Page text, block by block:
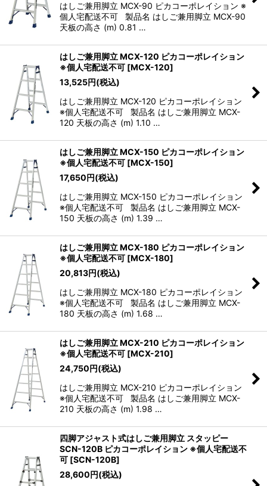
はしご兼用脚立 MCX-90 ピカコーポレイション ※
個人宅配送不可 製品名 はしご兼用脚立 MCX-90
天板の高さ (m) 0.81 …
はしご兼用脚立 MCX-120 ピカコーポレイション
※個人宅配送不可 [MCX-120]
13,525円(税込)
はしご兼用脚立 MCX-120 ピカコーポレイション
※個人宅配送不可 製品名 はしご兼用脚立 MCX-
120 天板の高さ (m) 1.10 …
はしご兼用脚立 MCX-150 ピカコーポレイション
※個人宅配送不可 [MCX-150]
17,650円(税込)
はしご兼用脚立 MCX-150 ピカコーポレイション
※個人宅配送不可 製品名 はしご兼用脚立 MCX-
150 天板の高さ (m) 1.39 …
はしご兼用脚立 MCX-180 ピカコーポレイション
※個人宅配送不可 [MCX-180]
20,813円(税込)
はしご兼用脚立 MCX-180 ピカコーポレイション
※個人宅配送不可 製品名 はしご兼用脚立 MCX-
180 天板の高さ (m) 1.68 …
はしご兼用脚立 MCX-210 ピカコーポレイション
※個人宅配送不可 [MCX-210]
24,750円(税込)
はしご兼用脚立 MCX-210 ピカコーポレイション
※個人宅配送不可 製品名 はしご兼用脚立 MCX-
210 天板の高さ (m) 1.98 …
四脚アジャスト式はしご兼用脚立 スタッピー
SCN-120B ピカコーポレイション ※個人宅配送不
可 [SCN-120B]
28,600円(税込)